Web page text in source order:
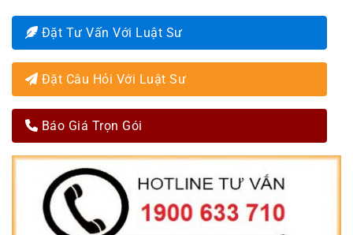
Đặt Tư Vấn Với Luật Sư
Đặt Câu Hỏi Với Luật Sư
Báo Giá Trọn Gói